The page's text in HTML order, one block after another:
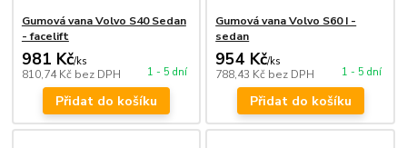
Gumová vana Volvo S40 Sedan
- facelift
981 Kč/ks
810,74 Kč bez DPH 1 - 5 dní
Přidat do košíku
Gumová vana Volvo S60 I -
sedan
954 Kč/ks
788,43 Kč bez DPH 1 - 5 dní
Přidat do košíku